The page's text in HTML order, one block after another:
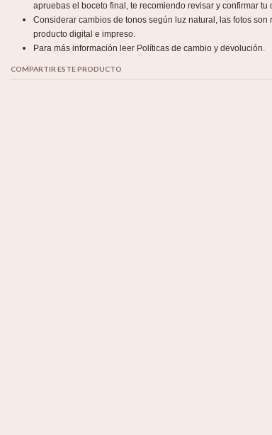
apruebas el boceto final, te recomiendo revisar y confirmar
Considerar cambios de tonos según luz natural, las fotos
producto digital e impreso.
Para más información leer Políticas de cambio y devolución.
COMPARTIR ESTE PRODUCTO